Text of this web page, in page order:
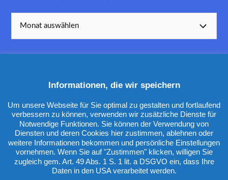
KATEGORIEN
Informationen, die wir speichern
Um unsere Webseite für Sie optimal zu gestalten und fortlaufend
verbessern zu können, verwenden wir zusätzliche Dienste für
Notwendige Funktionen. Sie können der Verwendung von
Diensten und deren Cookies hier zustimmen, ablehnen oder
weitere Informationen bekommen und persönliche Einstellungen
vornehmen. Wenn Sie auf "Zustimmen" klicken, willigen Sie
zugleich gem. Art. 49 Abs. 1 S. 1 lit. a DSGVO ein, dass Ihre
Daten in den USA verarbeitet werden.